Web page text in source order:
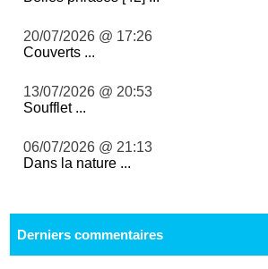
20/07/2026 @ 17:26
Couverts ...
13/07/2026 @ 20:53
Soufflet ...
06/07/2026 @ 21:13
Dans la nature ...
Derniers commentaires